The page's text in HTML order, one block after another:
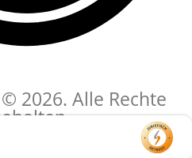
2026. Alle Rechte